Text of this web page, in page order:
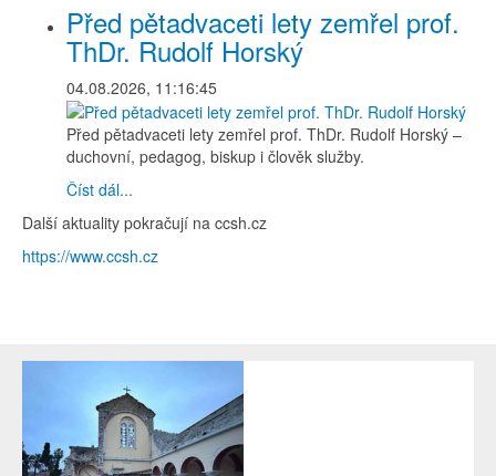
Před pětadvaceti lety zemřel prof.
ThDr. Rudolf Horský
04.08.2026, 11:16:45
Před pětadvaceti lety zemřel prof. ThDr. Rudolf Horský –
duchovní, pedagog, biskup i člověk služby.
Číst dál...
Další aktuality pokračují na ccsh.cz
https://www.ccsh.cz